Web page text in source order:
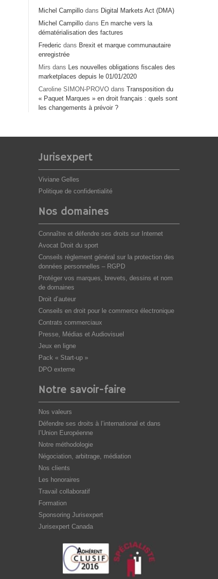
Michel Campillo dans Digital Markets Act (DMA)
Michel Campillo dans En marche vers la
dématérialisation des factures
Frederic dans Brexit et marque communautaire
enregistrée
Mirs dans Les nouvelles obligations fiscales des
marketplaces depuis le 01/01/2020
Caroline SIMON-PROVO dans Transposition du
« Paquet Marques » en droit français : quels sont
les changements à prévoir ?
Jurisexpert
Viviane Gelles
Politique de confidentialité
Nos domaines
Connaître et défendre ses droits sur Internet
Avocat Droit du sport
Conseils règlement général sur la protection des
données personnelles – RGPD
Protéger vos marques, brevets, dessins et nom
de domaines
Droit d’auteur
Conseils en droit pour le commerce électronique
Contrats commerciaux
Presse, Médias et Audiovisuel
Jeux en ligne
Pack « Start-up »
DPO externe
Notre savoir-faire
Nos valeurs
Défendre ses droits à l’international et dans
l’Union Européenne
Notre méthodologie
Négociation, arbitrage, médiation
Nos clients
Les honoraires
Travail collaboratif
Formation
Sponsoring Jurisexpert
Jurisexpert Canada